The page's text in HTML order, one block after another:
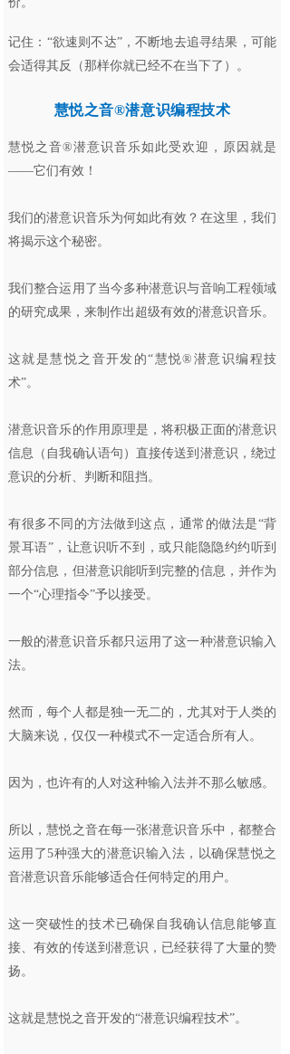
记住：“欲速则不达”，不断地去追寻结果，可能
会适得其反（那样你就已经不在当下了）。
慧悦之音®潜意识编程技术
慧悦之音®潜意识音乐如此受欢迎，原因就是
——它们有效！
我们的潜意识音乐为何如此有效？在这里，我们
将揭示这个秘密。
我们整合运用了当今多种潜意识与音响工程领域
的研究成果，来制作出超级有效的潜意识音乐。
这就是慧悦之音开发的“慧悦®潜意识编程技
术”。
潜意识音乐的作用原理是，将积极正面的潜意识
信息（自我确认语句）直接传送到潜意识，绕过
意识的分析、判断和阻挡。
有很多不同的方法做到这点，通常的做法是“背
景耳语”，让意识听不到，或只能隐隐约约听到
部分信息，但潜意识能听到完整的信息，并作为
一个“心理指令”予以接受。
一般的潜意识音乐都只运用了这一种潜意识输入
法。
然而，每个人都是独一无二的，尤其对于人类的
大脑来说，仅仅一种模式不一定适合所有人。
因为，也许有的人对这种输入法并不那么敏感。
所以，慧悦之音在每一张潜意识音乐中，都整合
运用了5种强大的潜意识输入法，以确保慧悦之
音潜意识音乐能够适合任何特定的用户。
这一突破性的技术已确保自我确认信息能够直
接、有效的传送到潜意识，已经获得了大量的赞
扬。
这就是慧悦之音开发的“潜意识编程技术”。